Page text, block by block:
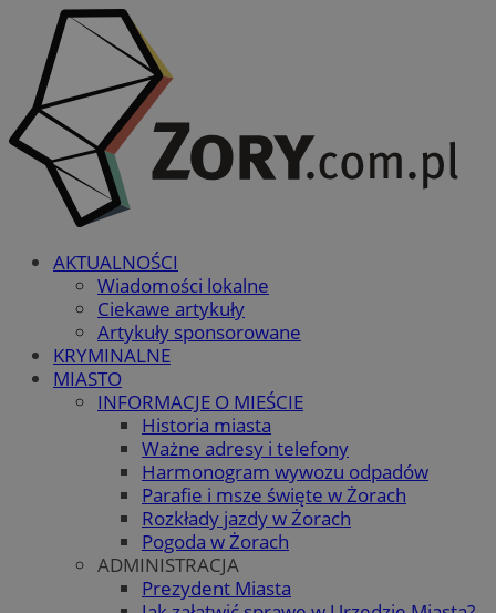
AKTUALNOŚCI
Wiadomości lokalne
Ciekawe artykuły
Artykuły sponsorowane
KRYMINALNE
MIASTO
INFORMACJE O MIEŚCIE
Historia miasta
Ważne adresy i telefony
Harmonogram wywozu odpadów
Parafie i msze święte w Żorach
Rozkłady jazdy w Żorach
Pogoda w Żorach
ADMINISTRACJA
Prezydent Miasta